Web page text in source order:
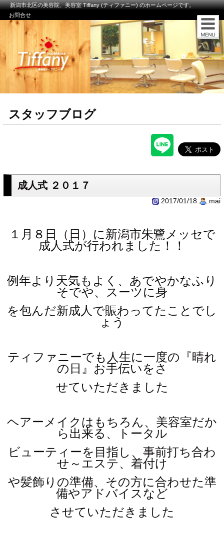
新潟市北区の美容院、美容室 Tiffany (ティファニー) のホームページです。
お問合せ
スタッフブログ
成人式 ２０１７
2017/01/18 mai
１月８日（日）に新潟市朱鷺メッセで
成人式が行われました！！
例年より天気もよく、あでやかなふり
そでや、スーツに身
を包んだ新成人で賑わってたことでし
ょう
ティファニーでも人生に一度の『晴れ
の日』お手伝いをさ
せていただきました
ヘアーメイクはもちろん、美容室だか
ら出来る、トータル
ビューティーを目指し、事前打ち合わ
せ～エステ、着付け
や髪飾りの準備、その方に合わせた準
備やアドバイスなど
させていただきました